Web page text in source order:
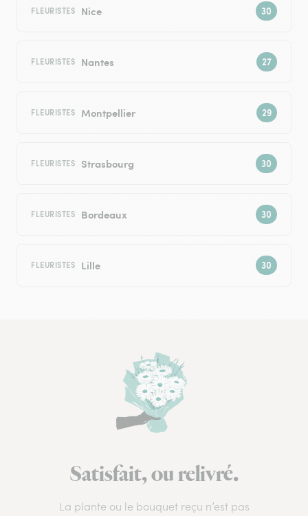
FLEURISTES Nice
FLEURISTES Nantes
FLEURISTES Montpellier
FLEURISTES Strasbourg
FLEURISTES Bordeaux
FLEURISTES Lille
Satisfait, ou relivré.
La plante ou le bouquet reçu n’est pas